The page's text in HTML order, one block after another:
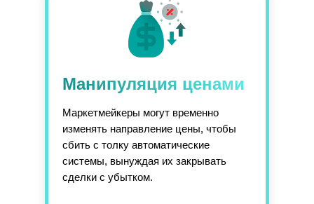
Манипуляция ценами
Маркетмейкеры могут временно
изменять направление цены, чтобы
сбить с толку автоматические
системы, вынуждая их закрывать
сделки с убытком.